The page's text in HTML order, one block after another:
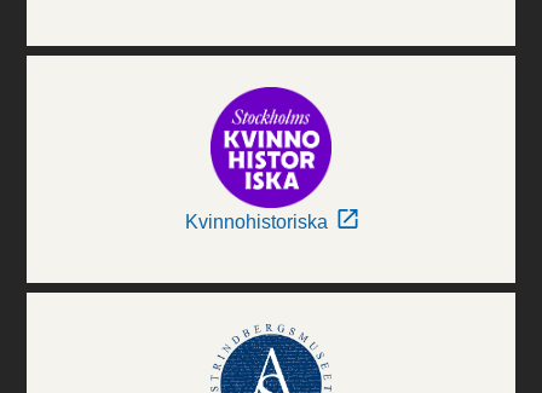
Kvinnohistoriska